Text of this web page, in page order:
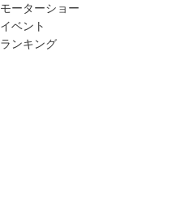
モーターショー
イベント
ランキング